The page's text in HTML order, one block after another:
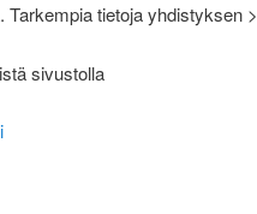
Tarkempia tietoja yhdistyksen >
sivustolla